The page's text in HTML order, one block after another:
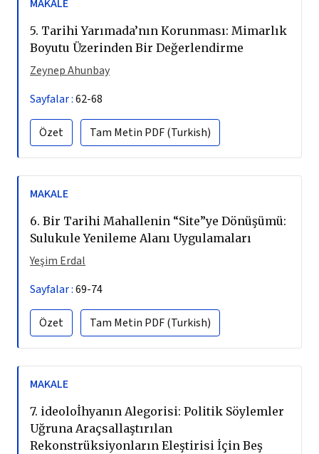
MAKALE
5. Tarihi Yarımada’nın Korunması: Mimarlık
Boyutu Üzerinden Bir Değerlendirme
Zeynep Ahunbay
Sayfalar :62-68
Özet Tam Metin PDF (Turkish)
MAKALE
6. Bir Tarihi Mahallenin “Site”ye Dönüşümü:
Sulukule Yenileme Alanı Uygulamaları
Yeşim Erdal
Sayfalar :69-74
Özet Tam Metin PDF (Turkish)
MAKALE
7. ideoloİhyanın Alegorisi: Politik Söylemler
Uğruna Araçsallaştırılan
Rekonstrüksiyonların Eleştirisi İçin Beş